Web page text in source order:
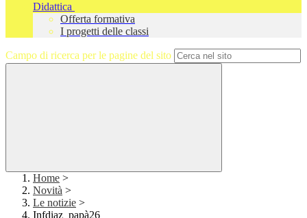
Didattica
Offerta formativa
I progetti delle classi
Campo di ricerca per le pagine del sito
Home >
Novità >
Le notizie >
Infdiaz_papà26